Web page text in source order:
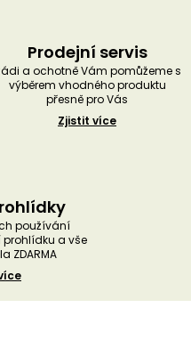
Prodejní servis
a ochotně Vám pomůžeme s
výběrem vhodného produktu
přesně pro Vás
Zjistit více
používání
a vše
ZDARMA